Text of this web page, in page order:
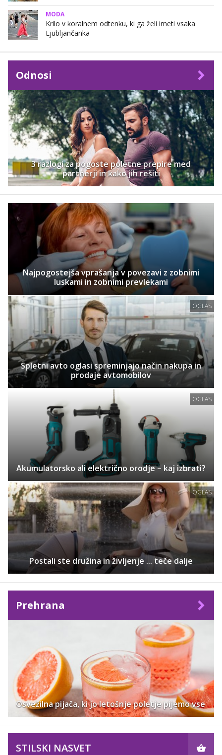
MODA
Krilo v koralnem odtenku, ki ga želi imeti vsaka
Ljubljančanka
Odnosi
3 razlogi za pogoste poletne prepire med
partnerji in kako jih rešiti
Najpogostejša vprašanja v povezavi z zobnimi
luskami in zobnimi prevlekami
OGLAS
Spletni avto oglasi spreminjajo način nakupa in
prodaje avtomobilov
OGLAS
Akumulatorsko ali električno orodje – kaj izbrati?
OGLAS
Postali ste družina in življenje ... teče dalje
Prehrana
Osvežilna pijača, ki jo letošnje poletje pijemo vse
STILSKI NASVET